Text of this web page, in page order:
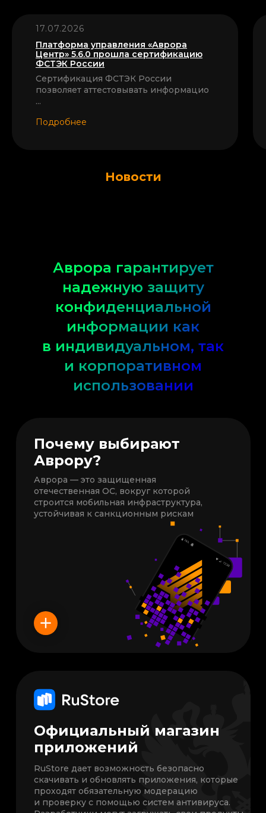
17.07.2026
Платформа управления «Аврора
Центр» 5.6.0 прошла сертификацию
ФСТЭК России
Сертификация ФСТЭК России
позволяет аттестовывать информацио
...
Подробнее
Новости
Аврора гарантирует
надежную защиту
конфиденциальной
информации как
в индивидуальном, так
и корпоративном
использовании
Почему выбирают
Аврору?
Аврора — это защищенная
отечественная ОС, вокруг которой
строится мобильная инфраструктура,
устойчивая к санкционным рискам
RuStore дает возможность безопасно
скачивать и обновлять приложения, которые
проходят обязательную модерацию
и проверку с помощью систем антивируса.
Официальный магазин
приложений